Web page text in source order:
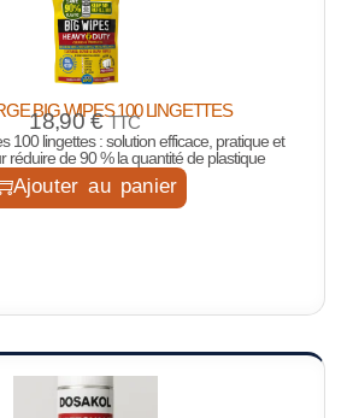
BIG WIPES 100 LINGETTES
18,90€ TTC
100 lingettes : solution efficace, pratique et
réduire de 90 % la quantité de plastique
Ajouter au panier